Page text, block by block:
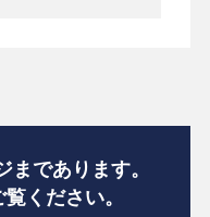
であります。
ください。